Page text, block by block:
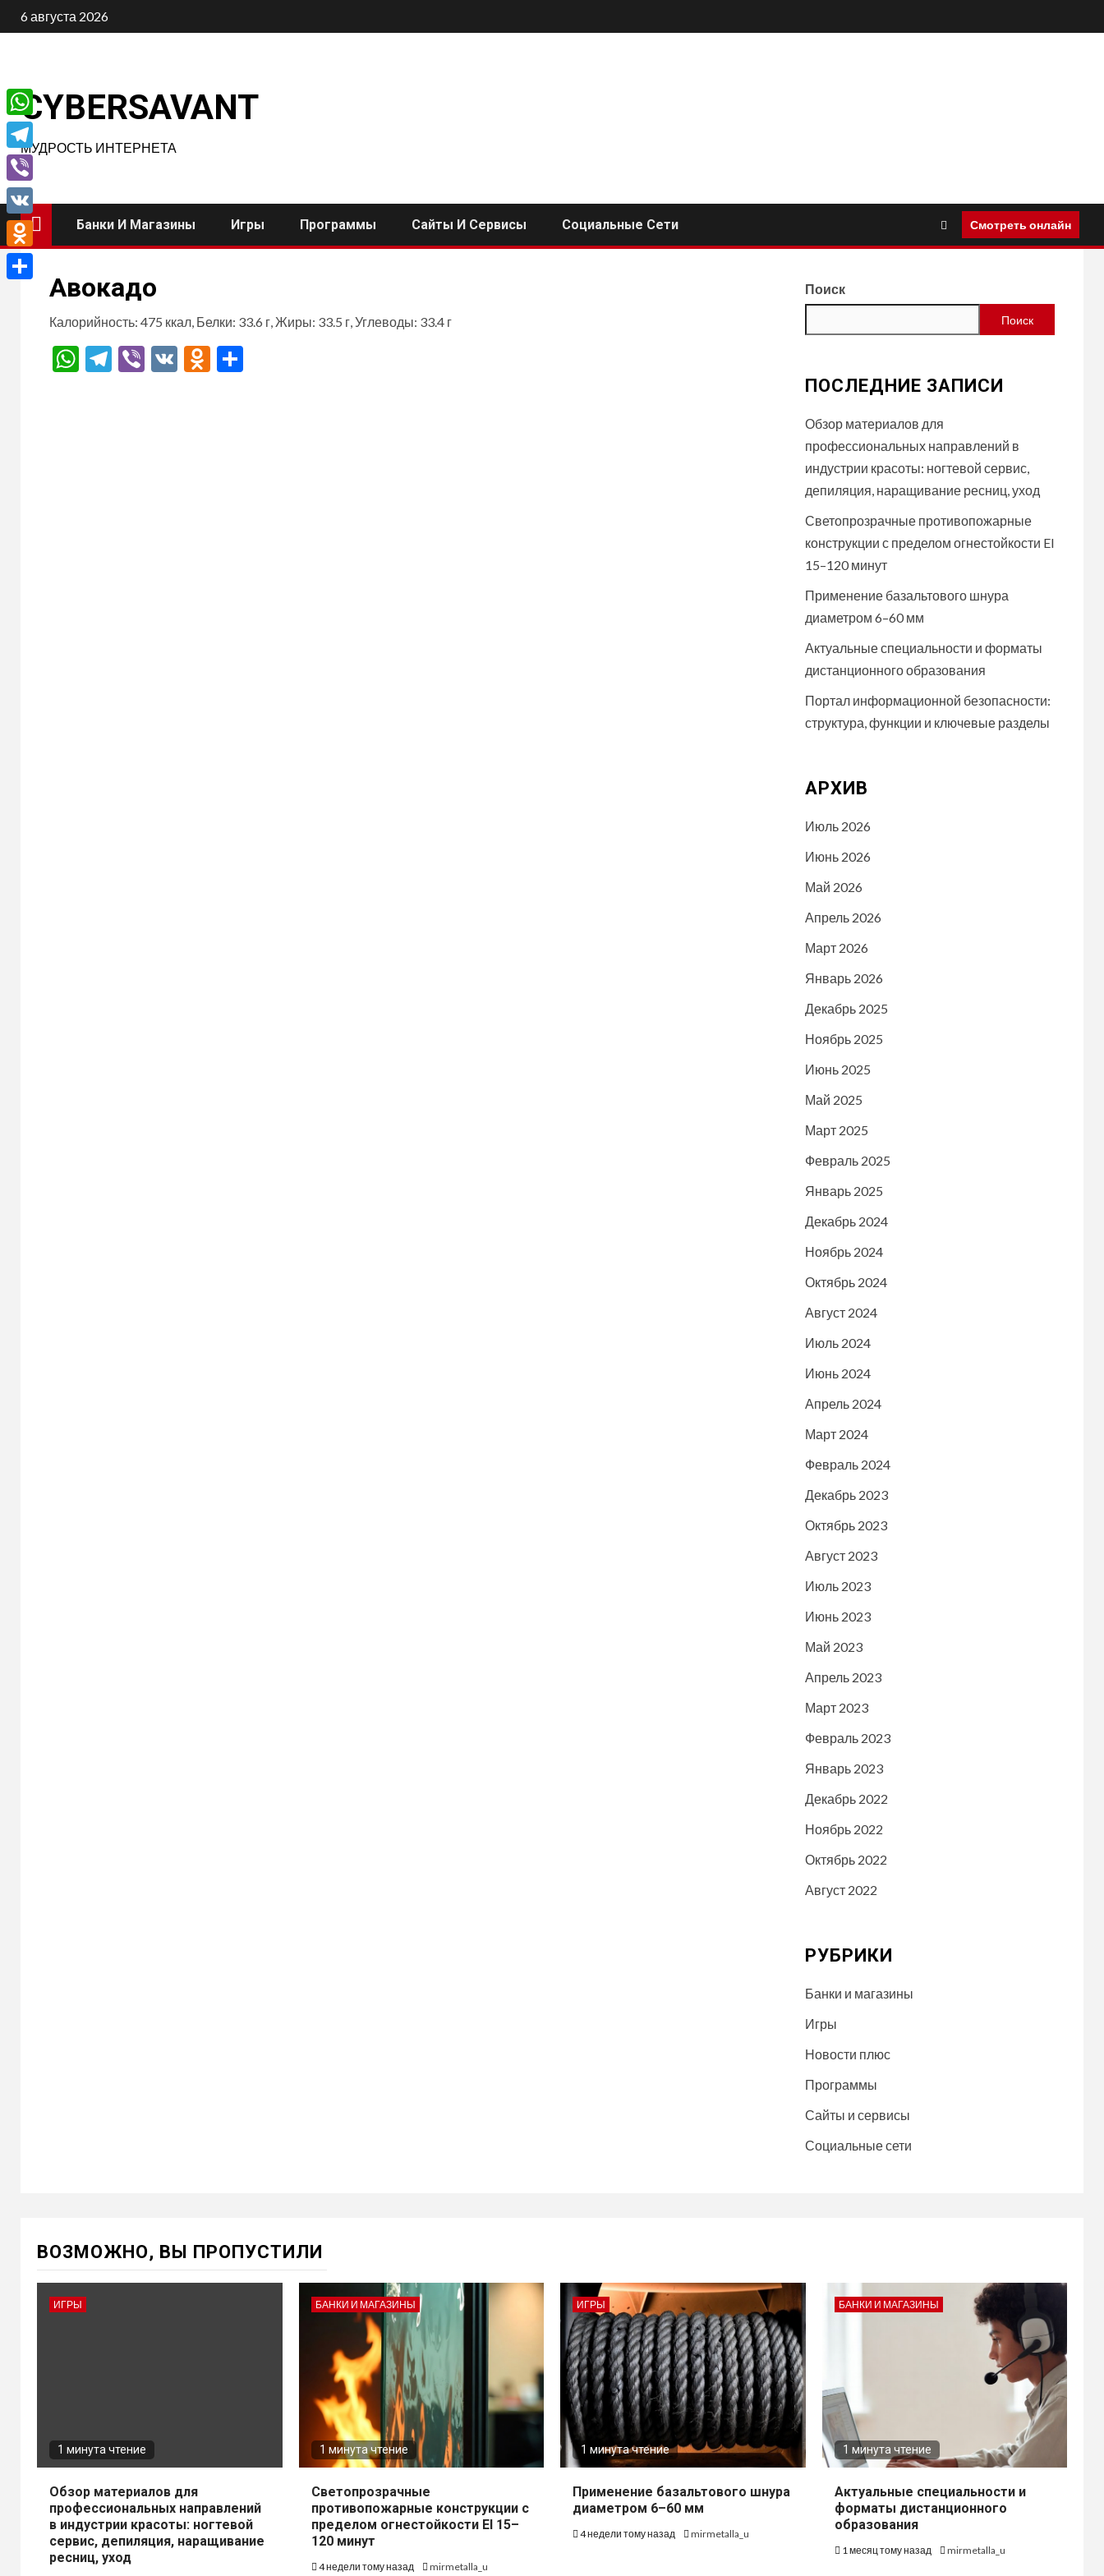
Перейти
к
6 августа 2026
CYBERSAVANT
МУДРОСТЬ ИНТЕРНЕТА
Банки И Магазины Игры Программы Сайты И Сервисы Социальные Сети Смотреть онлайн
Авокадо
Калорийность: 475 ккал, Белки: 33.6 г, Жиры: 33.5 г, Углеводы: 33.4 г
WhatsApp
Telegram
Viber
VK Odnoklassniki
Поиск
Поиск
ПОСЛЕДНИЕ ЗАПИСИ
Обзор материалов для
профессиональных направлений в
индустрии красоты: ногтевой сервис,
депиляция, наращивание ресниц, уход
Светопрозрачные противопожарные
конструкции с пределом огнестойкости EI
15–120 минут
Применение базальтового шнура
диаметром 6–60 мм
Актуальные специальности и форматы
дистанционного образования
Портал информационной безопасности:
структура, функции и ключевые разделы
АРХИВ
Июль 2026
Июнь 2026
Май 2026
Апрель 2026
Март 2026
Январь 2026
Декабрь 2025
Ноябрь 2025
Июнь 2025
Май 2025
Март 2025
Февраль 2025
Январь 2025
Декабрь 2024
Ноябрь 2024
Октябрь 2024
Август 2024
Июль 2024
Июнь 2024
Апрель 2024
Март 2024
Февраль 2024
Декабрь 2023
Октябрь 2023
Август 2023
Июль 2023
Июнь 2023
Май 2023
Апрель 2023
Март 2023
Февраль 2023
Январь 2023
Декабрь 2022
Ноябрь 2022
Октябрь 2022
Август 2022
РУБРИКИ
Банки и магазины
Игры
Новости плюс
Программы
Сайты и сервисы
Социальные сети
ВОЗМОЖНО, ВЫ ПРОПУСТИЛИ
ИГРЫ
1 минута чтение
Обзор материалов для
профессиональных направлений
в индустрии красоты: ногтевой
сервис, депиляция, наращивание
ресниц, уход
БАНКИ И МАГАЗИНЫ
1 минута чтение
Светопрозрачные
противопожарные конструкции с
пределом огнестойкости EI 15–
120 минут
4 недели тому назад mirmetalla_u
ИГРЫ
1 минута чтение
Применение базальтового шнура
диаметром 6–60 мм
4 недели тому назад mirmetalla_u
БАНКИ И МАГАЗИНЫ
1 минута чтение
Актуальные специальности и
форматы дистанционного
образования
1 месяц тому назад mirmetalla_u
WhatsApp
Telegram
Viber
VK
Odnoklassniki
Отправить